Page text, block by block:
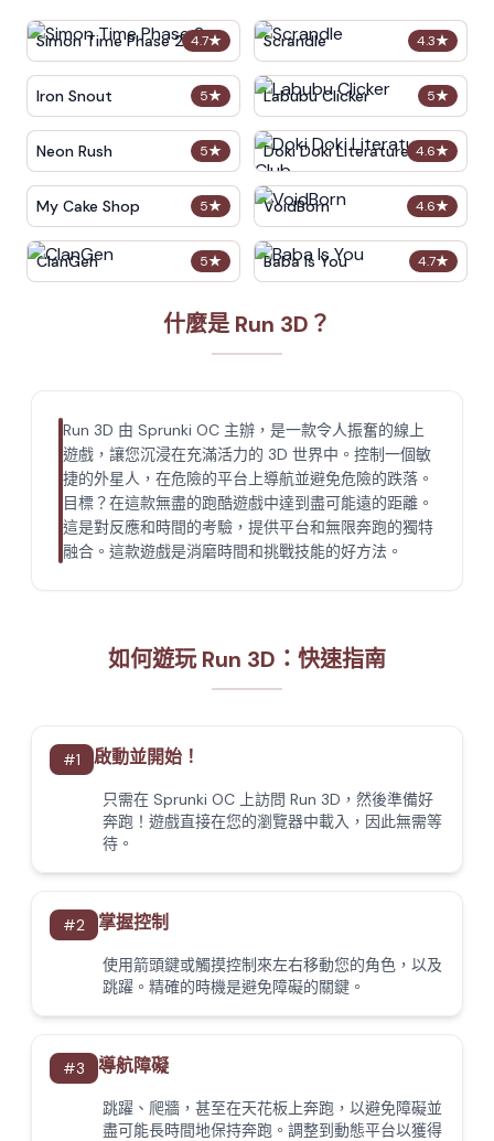
4.7★
Simon Time Phase 2 4.3★
Scrandle
5★
Iron Snout 5★
Labubu Clicker
5★
Neon Rush 4.6★
Doki Doki Literature Club
5★
My Cake Shop 4.6★
VoidBorn
5★
ClanGen 4.7★
Baba Is You
什麼是 Run 3D？
Run 3D 由 Sprunki OC 主辦，是一款令人振奮的線上
遊戲，讓您沉浸在充滿活力的 3D 世界中。控制一個敏
捷的外星人，在危險的平台上導航並避免危險的跌落。
目標？在這款無盡的跑酷遊戲中達到盡可能遠的距離。
這是對反應和時間的考驗，提供平台和無限奔跑的獨特
融合。這款遊戲是消磨時間和挑戰技能的好方法。
如何遊玩 Run 3D：快速指南
#1 啟動並開始！
只需在 Sprunki OC 上訪問 Run 3D，然後準備好
奔跑！遊戲直接在您的瀏覽器中載入，因此無需等
待。
#2 掌握控制
使用箭頭鍵或觸摸控制來左右移動您的角色，以及
跳躍。精確的時機是避免障礙的關鍵。
#3 導航障礙
跳躍、爬牆，甚至在天花板上奔跑，以避免障礙並
盡可能長時間地保持奔跑。調整到動態平台以獲得